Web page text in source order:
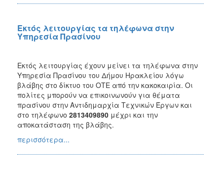
Εκτός λειτουργίας τα τηλέφωνα στην
Υπηρεσία Πρασίνου
Εκτός λειτουργίας έχουν μείνει τα τηλέφωνα στην
Υπηρεσία Πρασίνου του Δήμου Ηρακλείου λόγω
βλάβης στο δίκτυο του ΟΤΕ από την κακοκαιρία. Οι
πολίτες μπορούν να επικοινωνούν για θέματα
πρασίνου στην Αντιδημαρχία Τεχνικών Έργων και
στο τηλέφωνο 2813409890 μέχρι και την
αποκατάσταση της βλάβης.
περισσότερα...